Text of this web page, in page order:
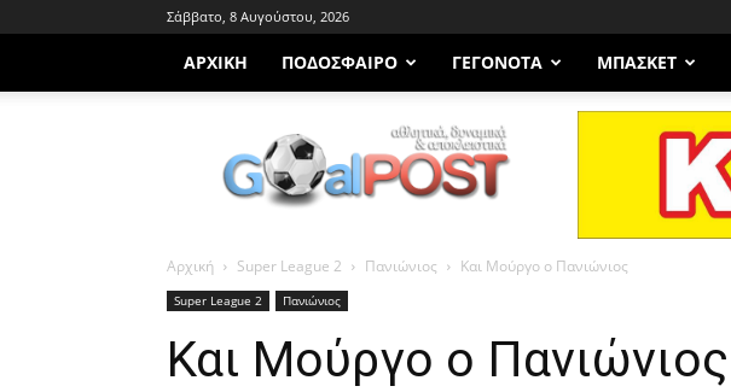
Σάββατο, 8 Αυγούστου, 2026
ΑΡΧΙΚΗ ΠΟΔΌΣΦΑΙΡΟ ΓΕΓΟΝΌΤΑ ΜΠΆΣΚΕΤ
Goalpost.gr
Αρχική Super League 2 Πανιώνιος Και Μούργο ο Πανιώνιος
Super League 2 Πανιώνιος
Και Μούργο ο Πανιώνιος